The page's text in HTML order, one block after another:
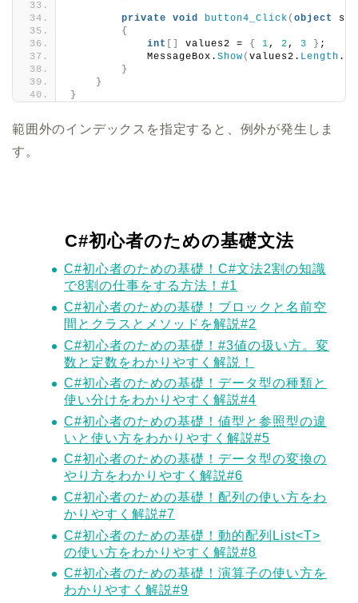
private void button4_Click ( object
{
int
values2 = { 1, 2, 3 } ;
            MessageBox.
Show ( values2. Length .
}
}
}
範囲外のインデックスを指定すると、例外が発生しま
す。
C#初心者のための基礎文法
C#初心者のための基礎！C#文法2割の知識
で8割の仕事をする方法！#1
C#初心者のための基礎！ブロックと名前空
間とクラスとメソッドを解説#2
C#初心者のための基礎！#3値の扱い方。変
数と定数をわかりやすく解説！
C#初心者のための基礎！データ型の種類と
使い分けをわかりやすく解説#4
C#初心者のための基礎！値型と参照型の違
いと使い方をわかりやすく解説#5
C#初心者のための基礎！データ型の変換の
やり方をわかりやすく解説#6
C#初心者のための基礎！配列の使い方をわ
かりやすく解説#7
C#初心者のための基礎！動的配列List<T>
の使い方をわかりやすく解説#8
C#初心者のための基礎！演算子の使い方を
わかりやすく解説#9